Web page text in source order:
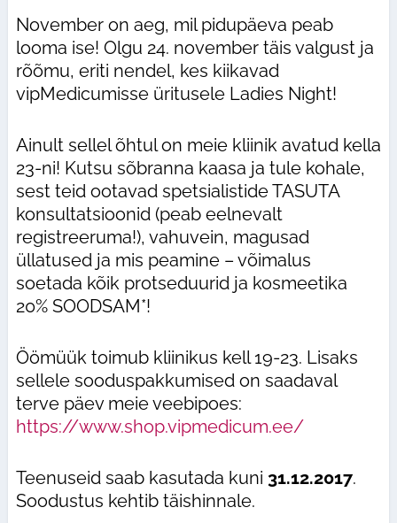
November on aeg, mil pidupäeva peab
looma ise! Olgu 24. november täis valgust ja
rõõmu, eriti nendel, kes kiikavad
vipMedicumisse üritusele Ladies Night!
Ainult sellel õhtul on meie kliinik avatud kella
23-ni! Kutsu sõbranna kaasa ja tule kohale,
sest teid ootavad spetsialistide TASUTA
konsultatsioonid (peab eelnevalt
registreeruma!), vahuvein, magusad
üllatused ja mis peamine – võimalus
soetada kõik protseduurid ja kosmeetika
20% SOODSAM*!
Öömüük toimub kliinikus kell 19-23. Lisaks
sellele sooduspakkumised on saadaval
terve päev meie veebipoes:
https://www.shop.vipmedicum.ee/
Teenuseid saab kasutada kuni 31.12.2017.
Soodustus kehtib täishinnale.